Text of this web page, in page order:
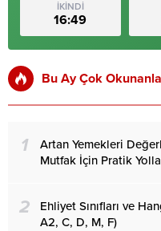
İKİNDİ
16:49
Bu Ay Çok
1
Artan Yemekleri
Mutfak İçin Pratik
2
Ehliyet Sınıfları ve
A2, C, D, M, F)